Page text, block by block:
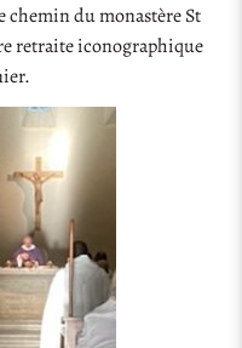
chemin du monastère St
retraite iconographique